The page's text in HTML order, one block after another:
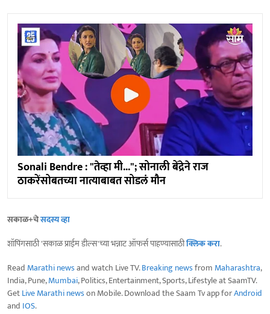
Sonali Bendre : "तेव्हा मी..."; सोनाली बेंद्रेने राज
ठाकरेंसोबतच्या नात्याबाबत सोडलं मौन
सकाळ+चेसदस्य व्हा
शॉपिंगसाठी 'सकाळ प्राईम डील्स'च्या भन्नाट ऑफर्स पाहण्यासाठीक्लिक करा.
Read Marathi newsand watch Live TV.Breaking newsfrom Maharashtra,
India, Pune,Mumbai, Politics, Entertainment, Sports, Lifestyle at SaamTV.
GetLive Marathi newson Mobile. Download the Saam Tv app forAndroid
and IOS.